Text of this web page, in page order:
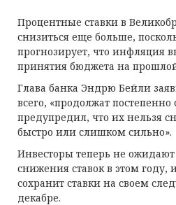
Процентные ставки в
снизиться еще больше,
прогнозирует, что инфляция
принятия бюджета на
Глава банка Эндрю Бейли
всего, «продолжат постепенно
предупредил, что их нельзя
быстро или слишком сильно».
Инвесторы теперь не
снижения ставок в этом году,
сохранит ставки на своем
декабре.